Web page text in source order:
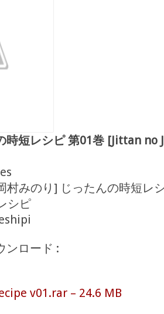
時短レシピ 第01巻 [Jittan no
村みのり] じったんの時短レ
シピ
ンロード :
v01.rar – 24.6 MB